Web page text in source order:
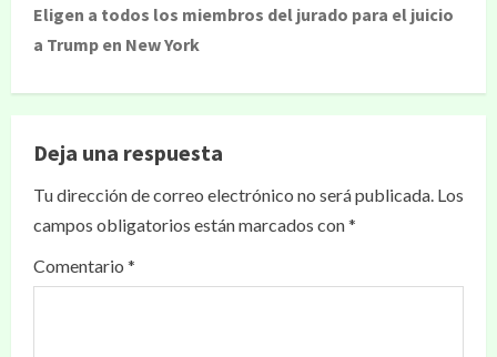
Eligen a todos los miembros del jurado para el juicio
a Trump en New York
Deja una respuesta
Tu dirección de correo electrónico no será publicada. Los
campos obligatorios están marcados con*
Comentario *